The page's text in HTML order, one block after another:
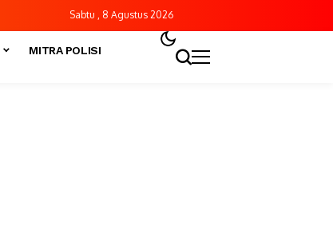
Sabtu , 8 Agustus 2026
MITRA POLISI